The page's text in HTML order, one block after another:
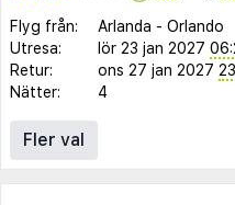
Flyg från: Arlanda - Orlando
Utresa:
lör 23 jan 2027
Retur:
ons 27 jan 2027
Nätter:
4
Fler val